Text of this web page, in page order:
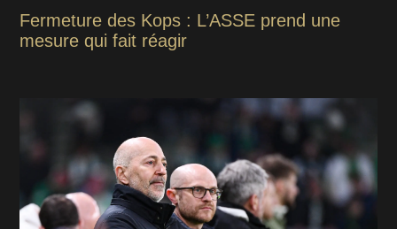
Fermeture des Kops : L’ASSE prend une
mesure qui fait réagir